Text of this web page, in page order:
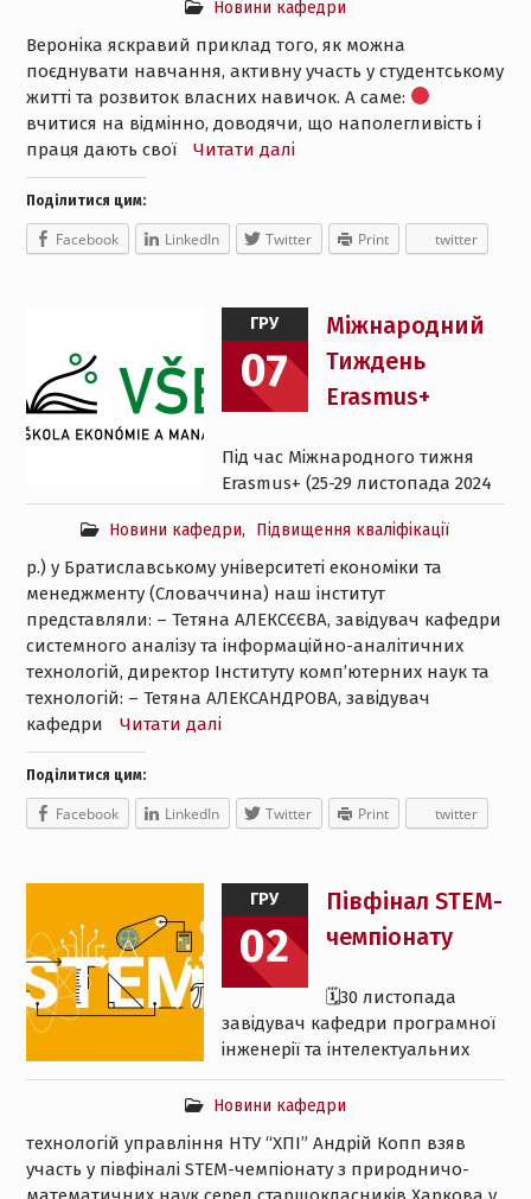
Новини кафедри
Вероніка яскравий приклад того, як можна
поєднувати навчання, активну участь у студентському
житті та розвиток власних навичок. А саме:
вчитися на відмінно, доводячи, що наполегливість і
праця дають свої
Читати далі
Поділитися цим:
Facebook LinkedIn Twitter Print twitter
ГРУ
07
Міжнародний
Тиждень
Erasmus+
Новини кафедри, Підвищення кваліфікації
Під час Міжнародного тижня
Erasmus+ (25-29 листопада 2024
р.) у Братиславському університеті економіки та
менеджменту (Словаччина) наш інститут
представляли: – Тетяна АЛЕКСЄЄВА, завідувач кафедри
системного аналізу та інформаційно-аналітичних
технологій, директор Інституту комп’ютерних наук та
технологій: – Тетяна АЛЕКСАНДРОВА, завідувач
кафедри
Читати далі
Поділитися цим:
Facebook LinkedIn Twitter Print twitter
ГРУ
02
Півфінал STEM-
чемпіонату
Новини кафедри
🗓30 листопада
завідувач кафедри програмної
інженерії та інтелектуальних
технологій управління НТУ “ХПІ” Андрій Копп взяв
участь у півфіналі STEM-чемпіонату з природничо-